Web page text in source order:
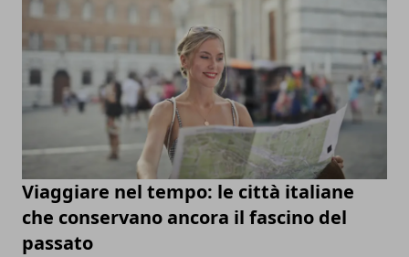
Viaggiare nel tempo: le città italiane
che conservano ancora il fascino del
passato